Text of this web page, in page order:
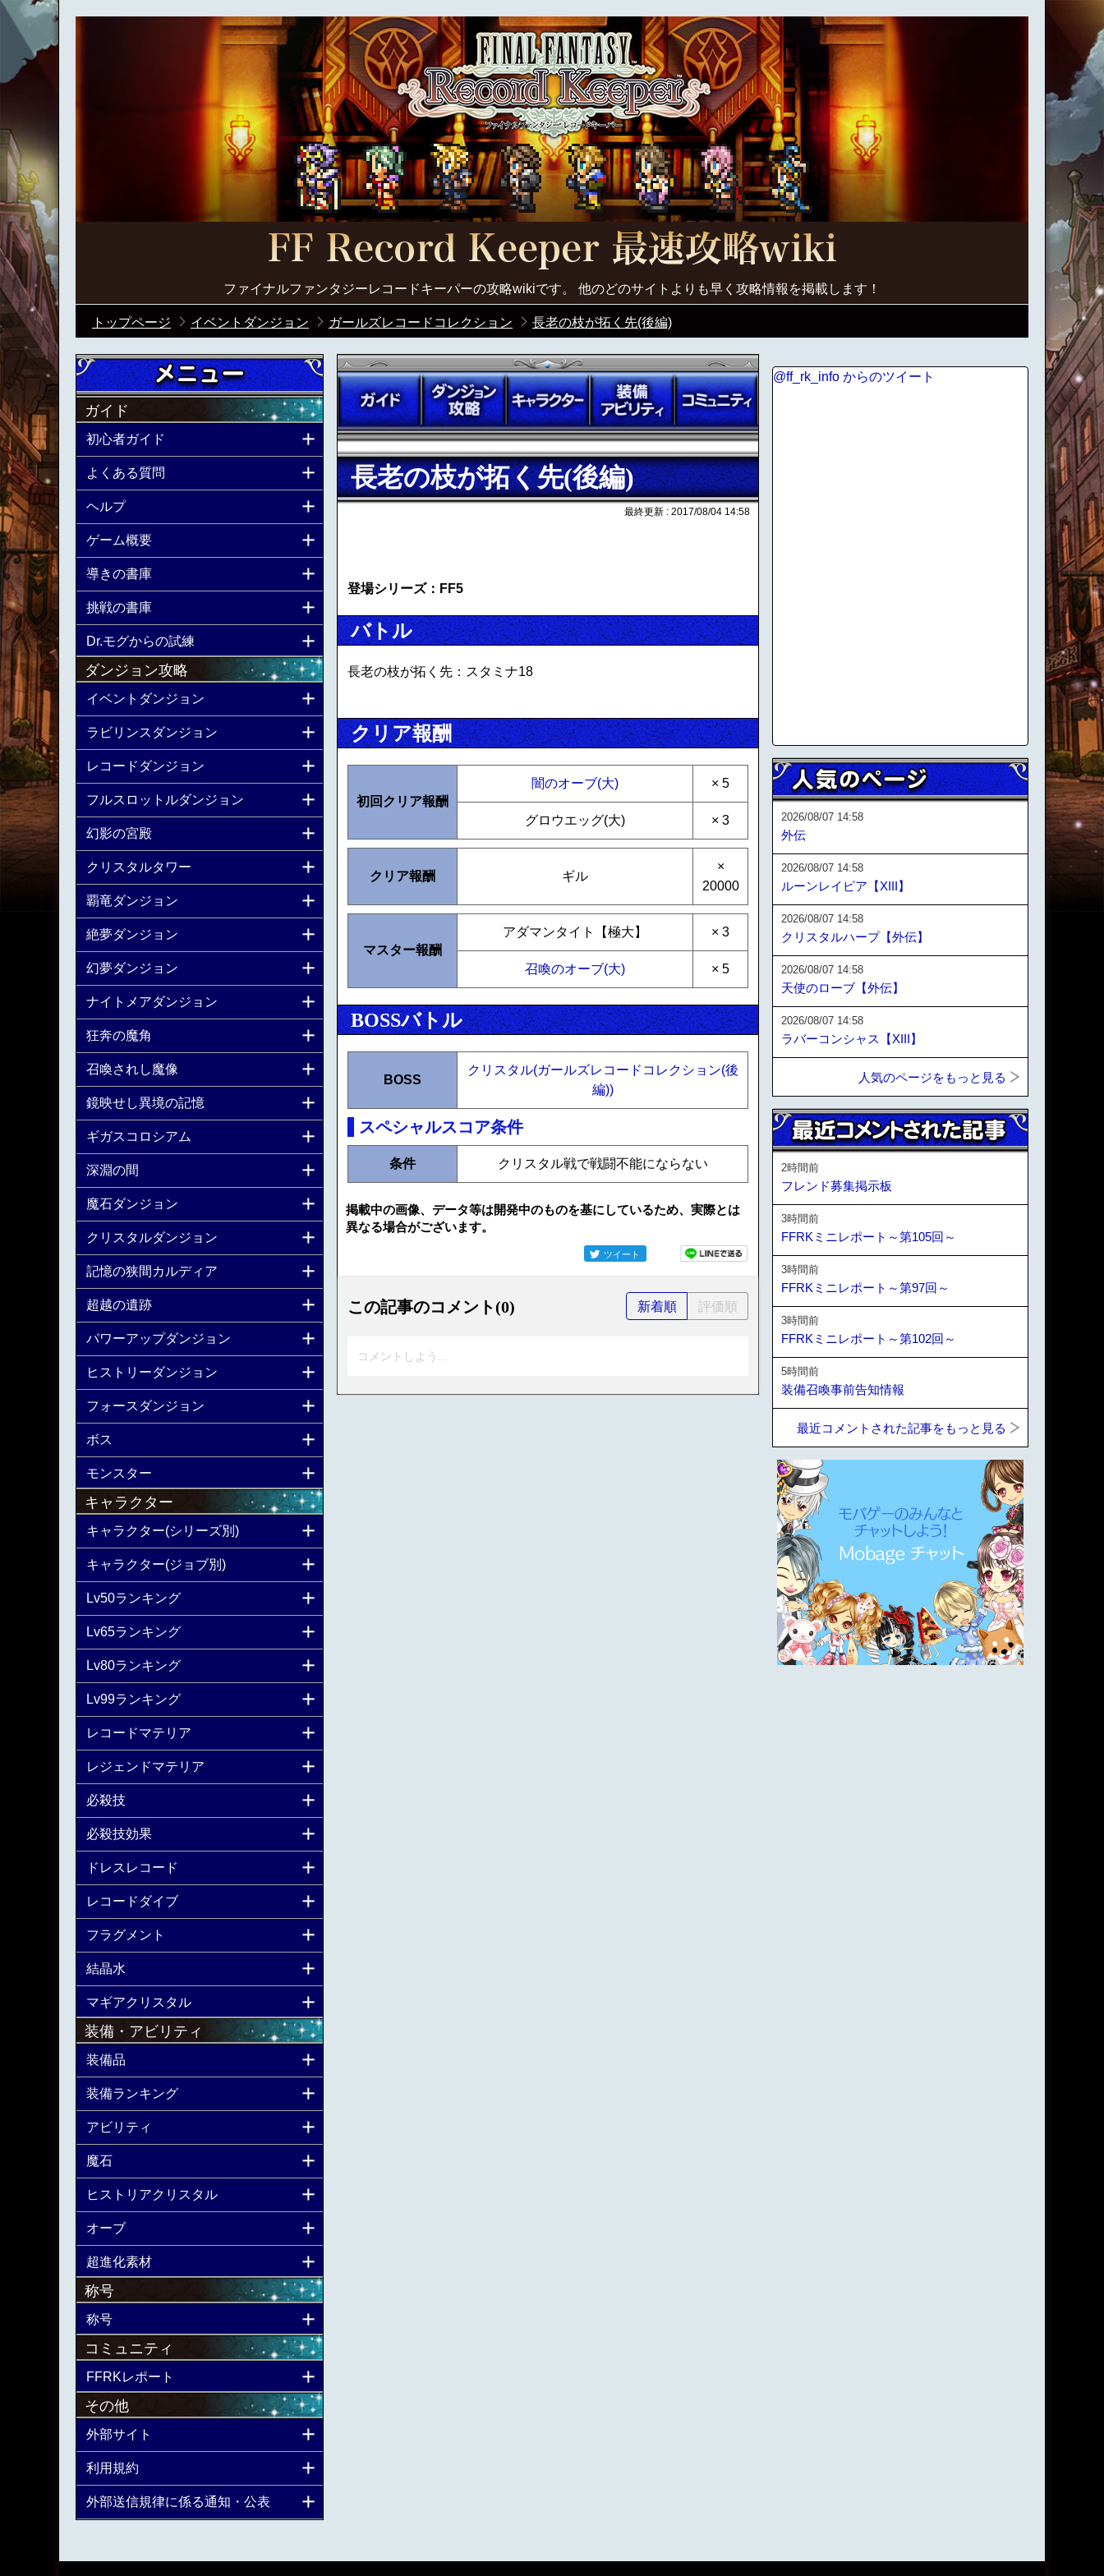
ファイナルファンタジーレコードキーパーの攻略wikiです。 他のどのサイトよりも早く攻略情報を掲載します！
トップページ イベントダンジョン ガールズレコードコレクション 長老の枝が拓く先(後編)
長老の枝が拓く先(後編)
最終更新 : 2017/08/04 14:58
登場シリーズ：FF5
バトル
長老の枝が拓く先：スタミナ18
クリア報酬
初回クリア報酬
闇のオーブ(大) × 5
グロウエッグ(大) × 3
クリア報酬 ギル
×
20000
マスター報酬
アダマンタイト【極大】 × 3
召喚のオーブ(大) × 5
BOSSバトル
BOSS
クリスタル(ガールズレコードコレクション(後
編))
スペシャルスコア条件
条件 クリスタル戦で戦闘不能にならない
掲載中の画像、データ等は開発中のものを基にしているため、実際とは
異なる場合がございます。
ツイート
この記事のコメント(0) 新着順 評価順
コメントしよう...
ガイド
初心者ガイド
よくある質問
ヘルプ
ゲーム概要
導きの書庫
挑戦の書庫
Dr.モグからの試練
ダンジョン攻略
イベントダンジョン
ラビリンスダンジョン
レコードダンジョン
フルスロットルダンジョン
幻影の宮殿
クリスタルタワー
覇竜ダンジョン
絶夢ダンジョン
幻夢ダンジョン
ナイトメアダンジョン
狂奔の魔角
召喚されし魔像
鏡映せし異境の記憶
ギガスコロシアム
深淵の間
魔石ダンジョン
クリスタルダンジョン
記憶の狭間カルディア
超越の遺跡
パワーアップダンジョン
ヒストリーダンジョン
フォースダンジョン
ボス
モンスター
キャラクター
キャラクター(シリーズ別)
キャラクター(ジョブ別)
Lv50ランキング
Lv65ランキング
Lv80ランキング
Lv99ランキング
レコードマテリア
レジェンドマテリア
必殺技
必殺技効果
ドレスレコード
レコードダイブ
フラグメント
結晶水
マギアクリスタル
装備・アビリティ
装備品
装備ランキング
アビリティ
魔石
ヒストリアクリスタル
オーブ
超進化素材
称号
称号
コミュニティ
FFRKレポート
その他
外部サイト
利用規約
外部送信規律に係る通知・公表
@ff_rk_info からのツイート
2026/08/07 14:58
外伝
2026/08/07 14:58
ルーンレイピア【XIII】
2026/08/07 14:58
クリスタルハープ【外伝】
2026/08/07 14:58
天使のローブ【外伝】
2026/08/07 14:58
ラバーコンシャス【XIII】
人気のページをもっと見る
2時間前
フレンド募集掲示板
3時間前
FFRKミニレポート～第105回～
3時間前
FFRKミニレポート～第97回～
3時間前
FFRKミニレポート～第102回～
5時間前
装備召喚事前告知情報
最近コメントされた記事をもっと見る